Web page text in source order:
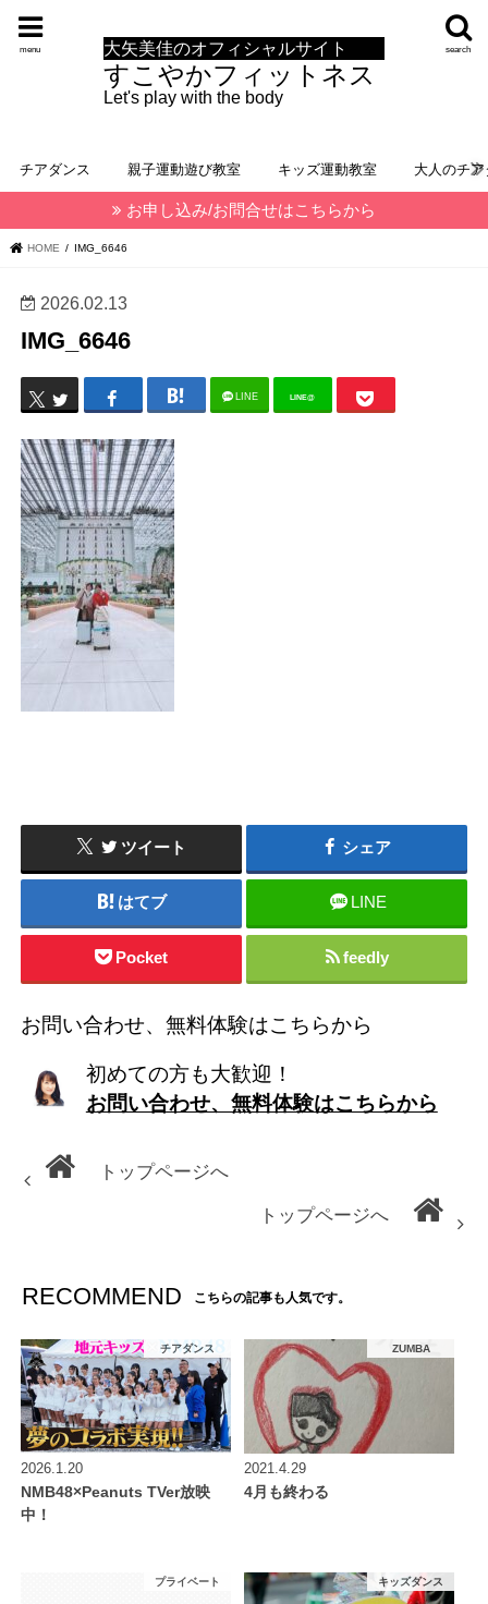
大矢美佳のオフィシャルサイト
すこやかフィットネス
Let's play with the body
search
menu
チアダンス 親子運動遊び教室 キッズ運動教室 大人のチ
お申し込み/お問合せはこちらから
HOME IMG_6646
2026.02.13
IMG_6646
LINE LINE@
ツイート シェア
はてブ LINE
Pocket feedly
お問い合わせ、無料体験はこちらから
初めての方も大歓迎！
お問い合わせ、無料体験はこちらから
トップページへ
トップページへ
RECOMMEND こちらの記事も人気です。
チアダンス
2026.1.20
NMB48×Peanuts TVer放映
中！
ZUMBA
2021.4.29
4月も終わる
プライベート キッズダンス